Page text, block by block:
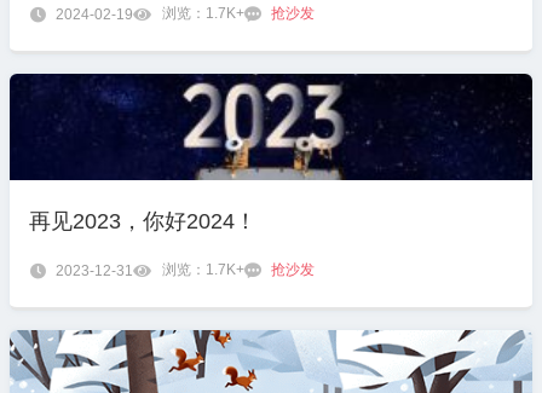
 2024-02-19 浏览：1.7K+ 抢沙发
再见2023，你好2024！
 2023-12-31  浏览：1.7K+ 抢沙发